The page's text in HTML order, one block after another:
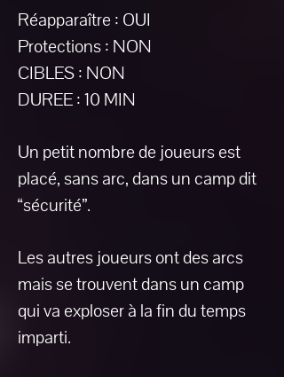
Réapparaître : OUI
Protections : NON
CIBLES : NON
DUREE : 10 MIN
Un petit nombre de joueurs est
placé, sans arc, dans un camp dit
“sécurité”.
Les autres joueurs ont des arcs
mais se trouvent dans un camp
qui va exploser à la fin du temps
imparti.